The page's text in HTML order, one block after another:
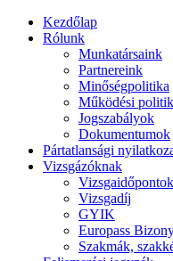
Kezdőlap
Rólunk
Munkatársaink
Partnereink
Minőségpolitika
Működési
Jogszabályok
Dokumentumok
Pártatlansági
Vizsgázóknak
Vizsgaidőpontok
Vizsgadíj
GYIK
Europass
Szakmák,